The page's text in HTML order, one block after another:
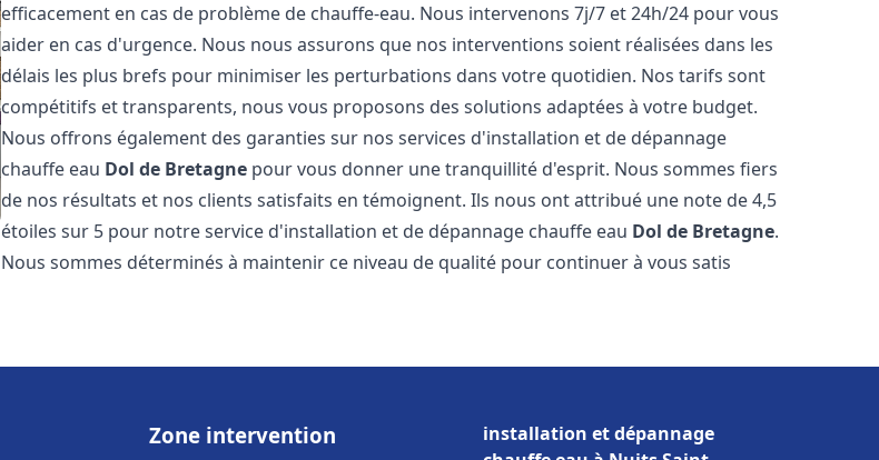
efficacement en cas de problème de chauffe-eau. Nous intervenons 7j/7 et 24h/24 pour vous
aider en cas d'urgence. Nous nous assurons que nos interventions soient réalisées dans les
délais les plus brefs pour minimiser les perturbations dans votre quotidien. Nos tarifs sont
compétitifs et transparents, nous vous proposons des solutions adaptées à votre budget.
Nous offrons également des garanties sur nos services d'installation et de dépannage
chauffe eau Dol de Bretagne pour vous donner une tranquillité d'esprit. Nous sommes fiers
de nos résultats et nos clients satisfaits en témoignent. Ils nous ont attribué une note de 4,5
étoiles sur 5 pour notre service d'installation et de dépannage chauffe eau Dol de Bretagne.
Nous sommes déterminés à maintenir ce niveau de qualité pour continuer à vous satis
Zone intervention
installation et dépannage